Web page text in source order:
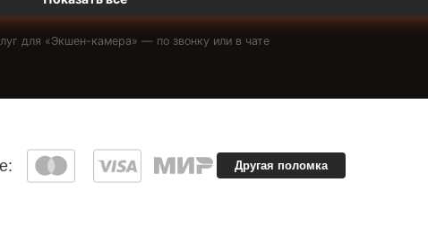
для «Экшен-камера» — по звонку или в чате
Другая поломка